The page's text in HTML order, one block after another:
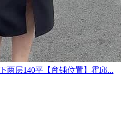
两层140平【商铺位置】霍邱...